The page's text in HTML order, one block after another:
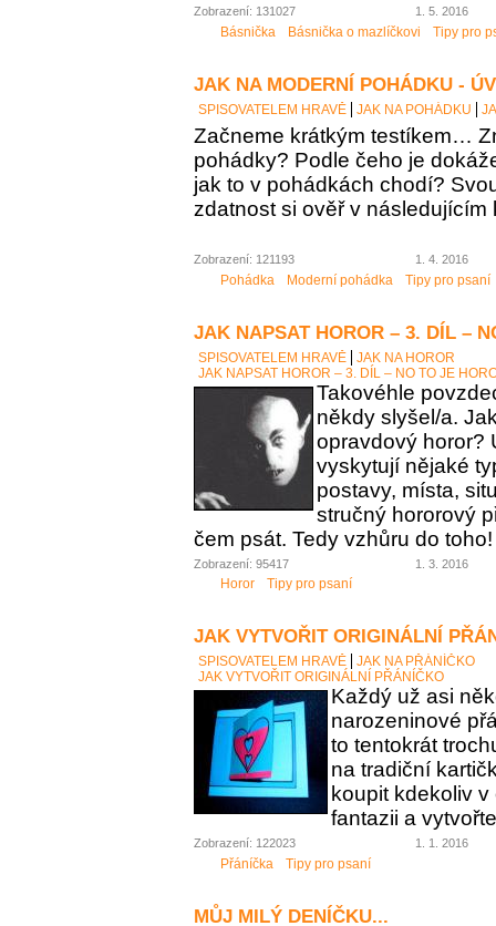
Zobrazení: 131027 1. 5. 2016
Básnička Básnička o mazlíčkovi Tipy pro
JAK NA MODERNÍ POHÁDKU -
SPISOVATELEM HRAVĚ JAK NA POHÁDKU
Začneme krátkým testíkem…
pohádky? Podle čeho je
jak to v pohádkách chodí?
zdatnost si ověř v následujícím
Zobrazení: 121193 1. 4. 2016
Pohádka Moderní pohádka Tipy pro psaní
JAK NAPSAT HOROR – 3. DÍL –
SPISOVATELEM HRAVĚ
JAK NA HOROR
JAK NAPSAT HOROR – 3. DÍL – NO TO JE
Takovéhle
někdy slyšel/a.
opravdový horor?
vyskytují nějaké
postavy, místa,
stručný hororový
čem psát. Tedy vzhůru do toho!
Zobrazení: 95417 1. 3. 2016
Horor Tipy pro psaní
JAK VYTVOŘIT ORIGINÁLNÍ
SPISOVATELEM HRAVĚ
JAK NA PŘÁNÍČKO
JAK VYTVOŘIT ORIGINÁLNÍ PŘÁNÍČKO
Každý už asi
narozeninové
to tentokrát
na tradiční
koupit kdekoliv
fantazii a
Zobrazení: 122023 1. 1. 2016
Přáníčka Tipy pro psaní
MŮJ MILÝ DENÍČKU...